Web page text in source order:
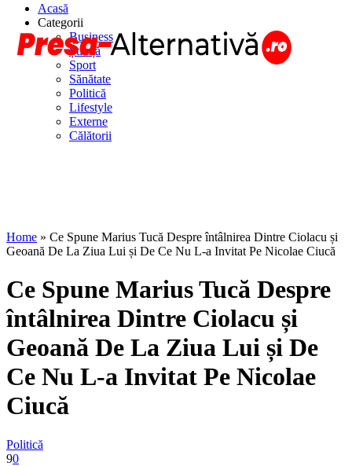
Acasă
Categorii
Business
Știință
Sport
Sănătate
Politică
Lifestyle
Externe
Călătorii
Home » Ce Spune Marius Tucă Despre întâlnirea Dintre Ciolacu și
Geoană De La Ziua Lui și De Ce Nu L-a Invitat Pe Nicolae Ciucă
Ce Spune Marius Tucă Despre
întâlnirea Dintre Ciolacu și
Geoană De La Ziua Lui și De
Ce Nu L-a Invitat Pe Nicolae
Ciucă
Politică
90